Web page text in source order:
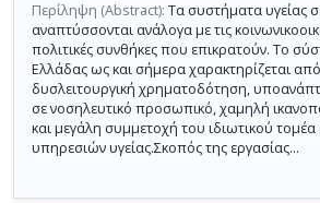
Περίληψη (Abstract): Τα συστήματα υγείας
αναπτύσσονται ανάλογα με τις
πολιτικές συνθήκες που επικρατούν. To
Ελλάδας ως και σήμερα χαρακτηρίζεται
δυσλειτουργική χρηματοδότηση,
σε νοσηλευτικό προσωπικό, χαμηλή
και μεγάλη συμμετοχή του ιδιωτικού
υπηρεσιών υγείας.Σκοπός της εργασίας...